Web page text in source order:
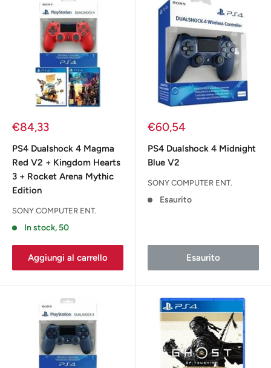
Prezzo
€84,33
PS4 Dualshock 4 Magma
Red V2 + Kingdom Hearts
3 + Rocket Arena Mythic
Edition
SONY COMPUTER ENT.
In stock, 50
Aggiungi al carrello
Prezzo
€60,54
PS4 Dualshock 4 Midnight
Blue V2
SONY COMPUTER ENT.
Esaurito
Esaurito